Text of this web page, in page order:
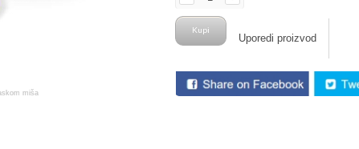
Uporedi proizvod